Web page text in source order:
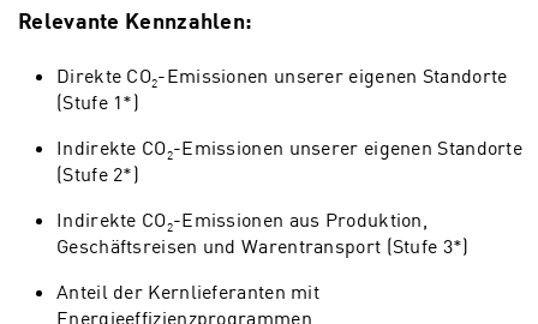
Relevante Kennzahlen:
Direkte CO2-Emissionen unserer eigenen Standorte
(Stufe 1*)
Indirekte CO2-Emissionen unserer eigenen Standorte
(Stufe 2*)
Indirekte CO2-Emissionen aus Produktion,
Geschäftsreisen und Warentransport (Stufe 3*)
Anteil der Kernlieferanten mit
Energieeffizienzprogrammen